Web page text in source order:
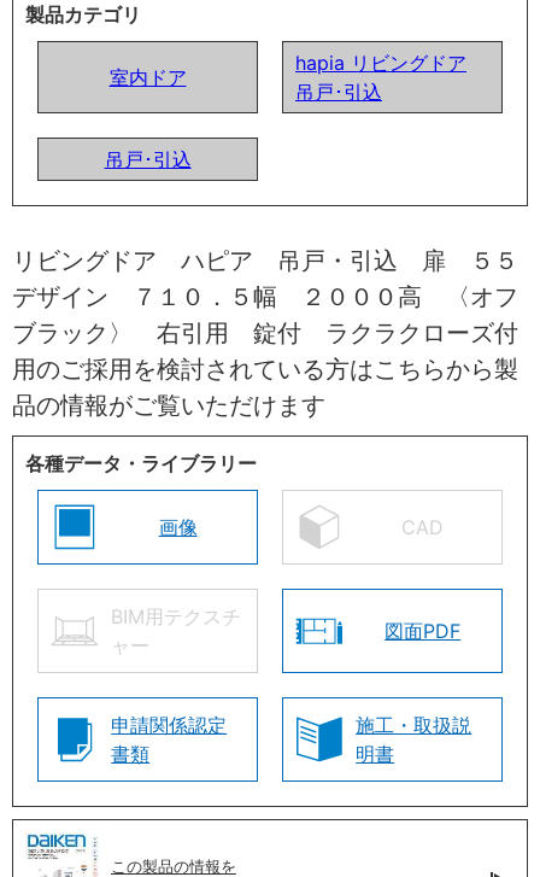
製品カテゴリ
室内ドア
hapia リビングドア
吊戸･引込
吊戸･引込
リビングドア ハピア 吊戸・引込 扉 ５５
デザイン ７１０．５幅 ２０００高 〈オフ
ブラック〉 右引用 錠付 ラクラクローズ付
用のご採用を検討されている方はこちらから製
品の情報がご覧いただけます
各種データ・ライブラリー
画像 CAD
BIM用テクスチ
ャー
図面PDF
申請関係認定
書類
施工・取扱説
明書
この製品の情報を